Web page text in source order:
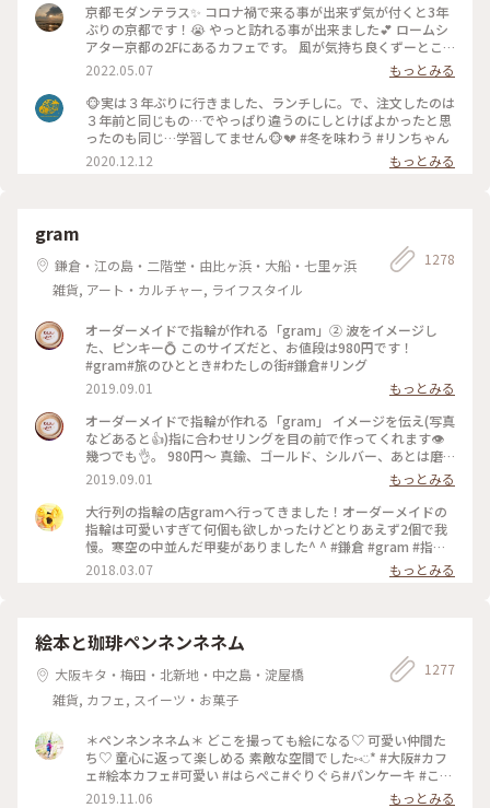
京都モダンテラス✨ コロナ禍で来る事が出来ず気が付くと3年
ぶりの京都です！😭 やっと訪れる事が出来ました💕 ロームシ
アター京都の2Fにあるカフェです。 風が気持ち良くずーとこ
こで時間を過ごしていたいカフェです🥰 スズメが残したケー
キのくずを食べにテーブルの上にやってきてました😆 #Myこ
とりっぷ #春風さんぽ
2022.05.07
もっとみる
🐵実は３年ぶりに行きました、ランチしに。で、注文したのは
３年前と同じもの…でやっぱり違うのにしとけばよかったと思
ったのも同じ…学習してません🐵💔 #冬を味わう #リンちゃん
2020.12.12
もっとみる
gram
鎌倉・江の島・二階堂・由比ヶ浜・大船・七里ヶ浜
雑貨, アート・カルチャー, ライフスタイル
1278
オーダーメイドで指輪が作れる「gram」② 波をイメージし
た、ピンキー💍 このサイズだと、お値段は980円です！
#gram#旅のひととき#わたしの街#鎌倉#リング
2019.09.01
もっとみる
オーダーメイドで指輪が作れる「gram」 イメージを伝え(写真
などあると👍)指に合わせリングを目の前で作ってくれます👁
幾つでも👌。 980円〜 真鍮、ゴールド、シルバー、あとは磨
きをかけるかマットな感じにするか💍😊✨✨ 今回は、左からピ
ンキー、中指、親指と作りました😅 いつもは行列がすごいの
に、この日、整理券なし、30分並び入れました😱😱‼️(平日の
夕方) 皆さん、カップルもいだけど、グループで来られ旅の思
い出に作られたりしている方が多かったです😊 まさか、入れ
ると思わなかったので、待ち時間に情報収集し勢いで作ったリ
ング。それでも、なんだか愛着がわきますね… 次は、重ね付け
2019.09.01
もっとみる
大行列の指輪の店gramへ行ってきました！オーダーメイドの
指輪は可愛いすぎて何個も欲しかったけどとりあえず2個で我
慢。寒空の中並んだ甲斐がありました^ ^ #鎌倉 #gram #指輪
#オーダーメイド
2018.03.07 もっとみる
絵本と珈琲ペンネンネネム
大阪キタ・梅田・北新地・中之島・淀屋橋
雑貨, カフェ, スイーツ・お菓子
1277
＊ペンネンネネム＊ どこを撮っても絵になる♡ 可愛い仲間た
ち♡ 童心に返って楽しめる 素敵な空間でした⑅︎◡̈︎* #大阪#カフ
ェ#絵本カフェ#可愛い #はらぺこ#ぐりぐら#パンケーキ #こと
りっぷ大阪
2019.11.06
もっとみる